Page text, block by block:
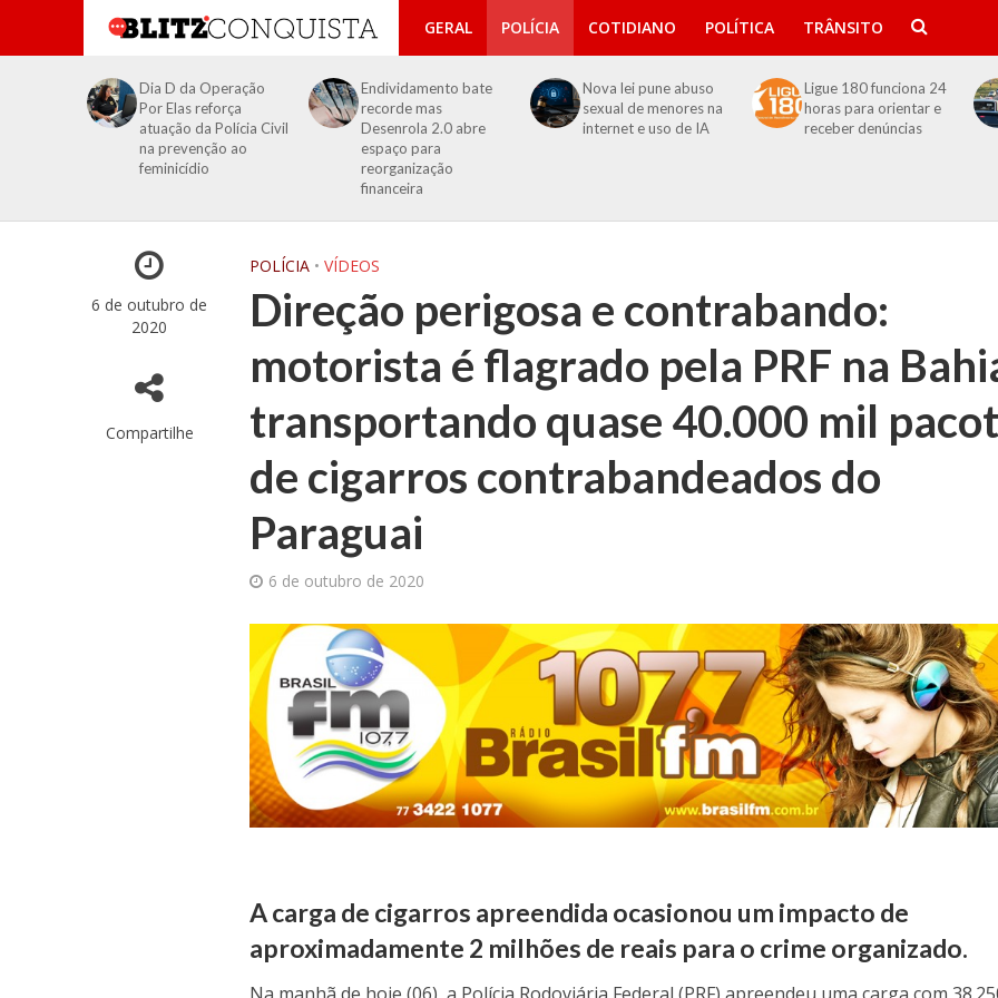
GERAL POLÍCIA COTIDIANO POLÍTICA TRÂNSITO
Dia D da Operação
Por Elas reforça
atuação da Polícia Civil
na prevenção ao
feminicídio
Endividamento bate
recorde mas
Desenrola 2.0 abre
espaço para
reorganização
financeira
Nova lei pune abuso
sexual de menores na
internet e uso de IA
Ligue 180 funciona 24
horas para orientar e
receber denúncias
6 de outubro de
2020
Compartilhe
POLÍCIA • VÍDEOS
Direção perigosa e contrabando:
motorista é flagrado pela PRF na
transportando quase 40.000 mil
de cigarros contrabandeados do
Paraguai
6 de outubro de 2020
A carga de cigarros apreendida ocasionou um impacto de
aproximadamente 2 milhões de reais para o crime organizado.